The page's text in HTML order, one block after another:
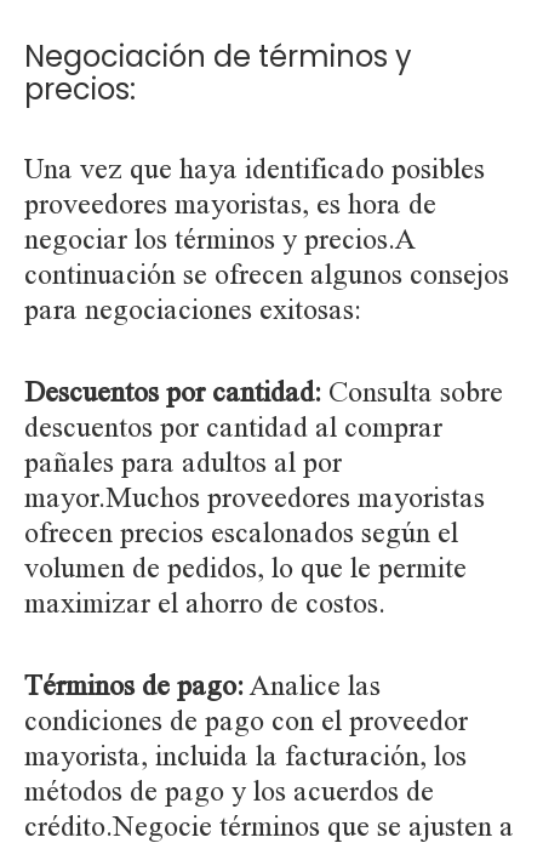
Negociación de términos y
precios:
Una vez que haya identificado posibles
proveedores mayoristas, es hora de
negociar los términos y precios.A
continuación se ofrecen algunos consejos
para negociaciones exitosas:
Descuentos por cantidad: Consulta sobre
descuentos por cantidad al comprar
pañales para adultos al por
mayor.Muchos proveedores mayoristas
ofrecen precios escalonados según el
volumen de pedidos, lo que le permite
maximizar el ahorro de costos.
Términos de pago: Analice las
condiciones de pago con el proveedor
mayorista, incluida la facturación, los
métodos de pago y los acuerdos de
crédito.Negocie términos que se ajusten a